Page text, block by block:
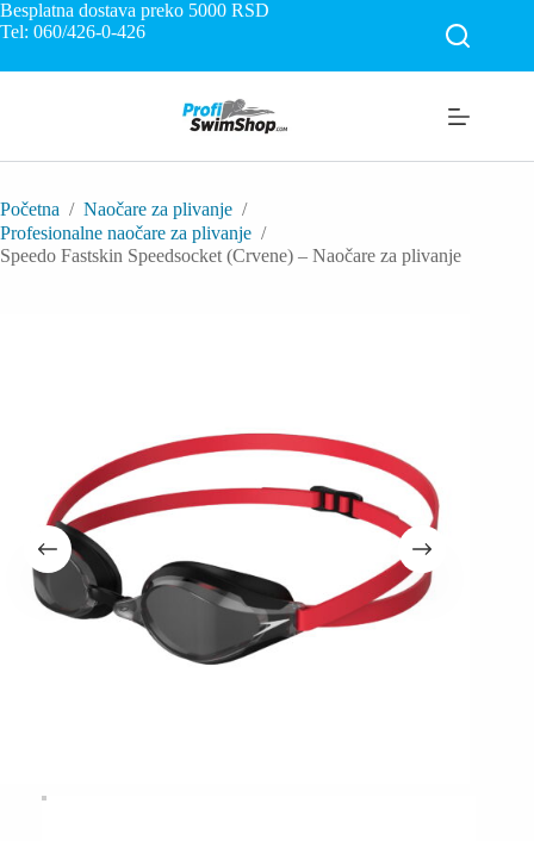
Skip
to
Besplatna dostava preko 5000 RSD
Tel: 060/426-0-426
Početna / Naočare za plivanje /
Profesionalne naočare za plivanje /
Speedo Fastskin Speedsocket (Crvene) – Naočare za plivanje